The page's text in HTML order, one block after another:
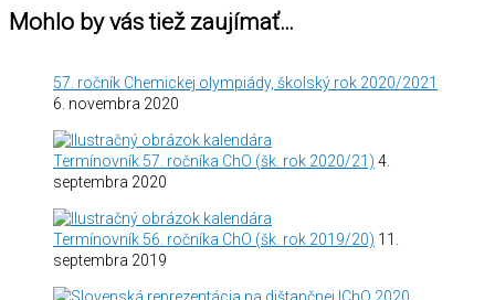
Mohlo by vás tiež zaujímať…
57. ročník Chemickej olympiády, školský rok 2020/2021
6. novembra 2020
Termínovník 57. ročníka ChO (šk. rok 2020/21) 4.
septembra 2020
Termínovník 56. ročníka ChO (šk. rok 2019/20) 11.
septembra 2019